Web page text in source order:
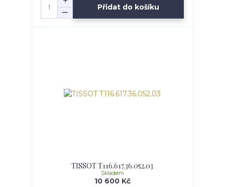
Přidat do košíku
TISSOT T116.617.36.052.03
10 600 Kč
Skladem